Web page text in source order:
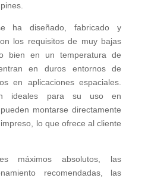
ha diseñado, fabricado y
los requisitos de muy bajas
bien en un temperatura de
en duros entornos de
en aplicaciones espaciales.
ideales para su uso en
montarse directamente
lo que ofrece al cliente
máximos absolutos, las
recomendadas, las